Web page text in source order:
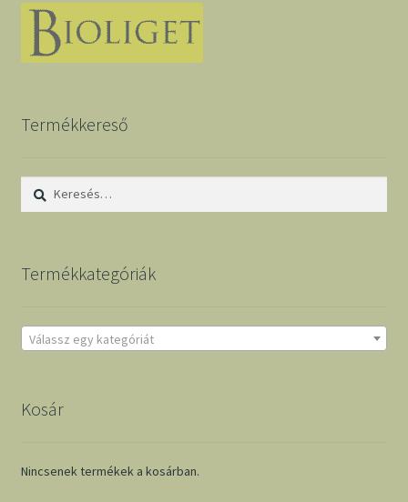
Termékkereső
Keresés:
Termékkategóriák
Válassz egy kategóriát
Kosár
Nincsenek termékek a kosárban.